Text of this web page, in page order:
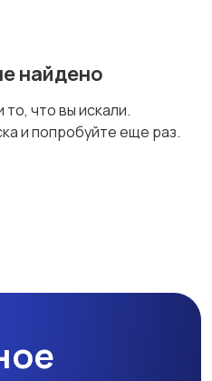
Штаны и шорты
найдено
что вы искали.
и попробуйте еще раз.